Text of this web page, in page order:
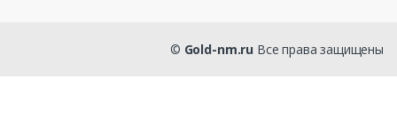
© Gold-nm.ru Все права защищены